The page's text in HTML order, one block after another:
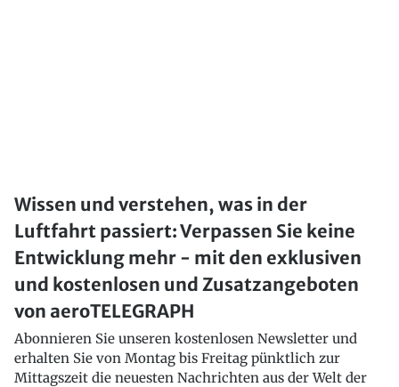
Wissen und verstehen, was in der
Luftfahrt passiert: Verpassen Sie keine
Entwicklung mehr - mit den exklusiven
und kostenlosen und Zusatzangeboten
von aeroTELEGRAPH
Abonnieren Sie unseren kostenlosen Newsletter und
erhalten Sie von Montag bis Freitag pünktlich zur
Mittagszeit die neuesten Nachrichten aus der Welt der